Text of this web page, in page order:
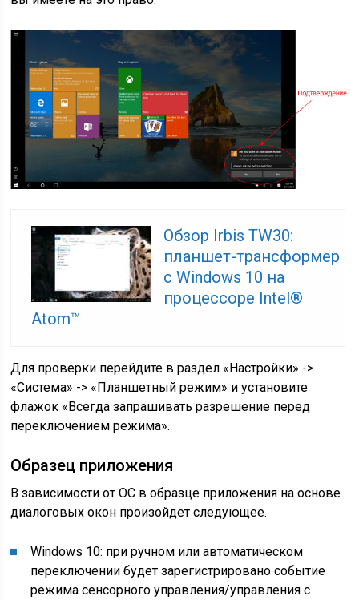
Обзор Irbis TW30:
планшет-трансформер
с Windows 10 на
процессоре Intel®
Atom™
Для проверки перейдите в раздел «Настройки» ->
«Система» -> «Планшетный режим» и установите
флажок «Всегда запрашивать разрешение перед
переключением режима».
Образец приложения
В зависимости от ОС в образце приложения на основе
диалоговых окон произойдет следующее.
Windows 10: при ручном или автоматическом
переключении будет зарегистрировано событие
режима сенсорного управления/управления с